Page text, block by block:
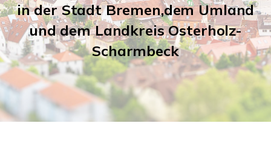
in der Stadt Bremen,dem Umland
und dem Landkreis Osterholz-
Scharmbeck